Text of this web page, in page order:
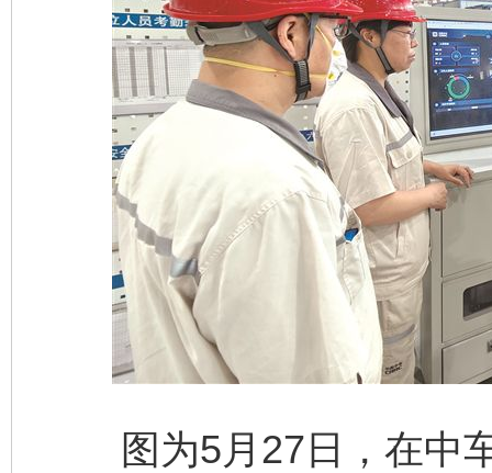
图为5月27日，在中车